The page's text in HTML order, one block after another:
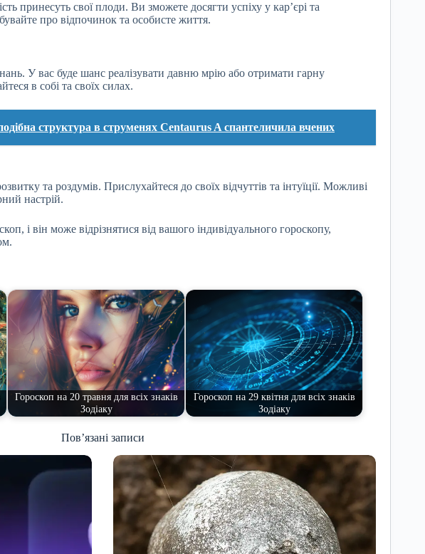
принесуть свої плоди. Ви зможете досягти успіху у кар’єрі та
про відпочинок та особисте життя.
У вас буде шанс реалізувати давню мрію або отримати гарну
в собі та своїх силах.
структура в струменях Centaurus A спантеличила вчених
та роздумів. Прислухайтеся до своїх відчуттів та інтуїції. Можливі
настрій.
і він може відрізнятися від вашого індивідуального гороскопу,
Гороскоп на 20 травня для всіх знаків
Зодіаку
Гороскоп на 29 квітня для всіх знаків
Зодіаку
Пов’язані записи